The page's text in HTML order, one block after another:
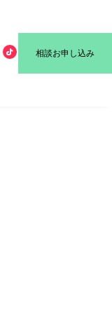
相談お申し込み